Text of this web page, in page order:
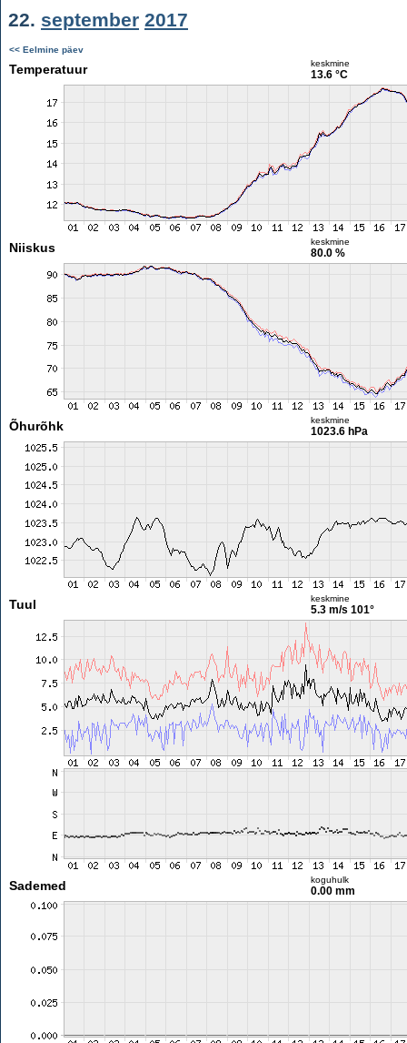
22. september 2017
<< Eelmine päev
Temperatuur keskmine
13.6 °C
Niiskus keskmine
80.0 %
Õhurõhk keskmine
1023.6 hPa
Tuul keskmine
5.3 m/s 101°
Sademed koguhulk
0.00 mm